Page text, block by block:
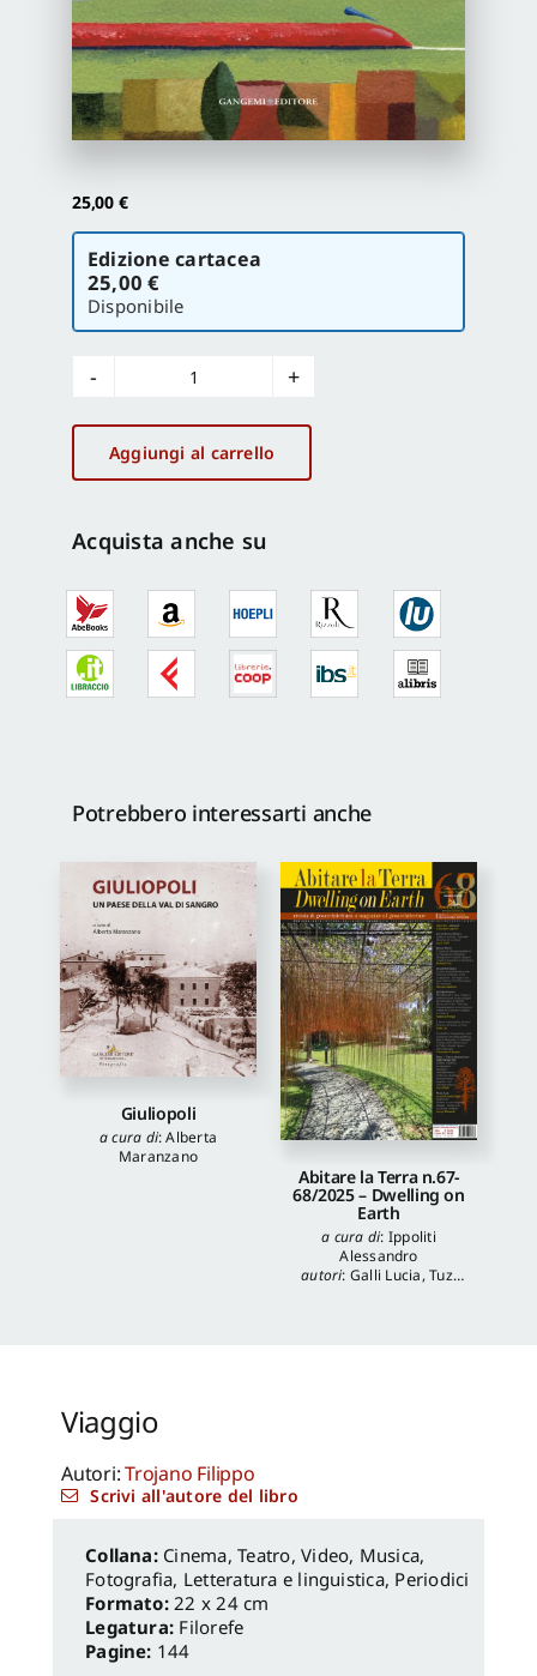
Proposte di pubblicazione
Gangemi Editore
Newsletter
25,00 €
Scegli
versione
Edizione cartacea
25,00 €
Disponibile
Viaggio
quantità
Aggiungi al carrello
Acquista anche su
Potrebbero interessarti anche
Giuliopoli
a cura di:Alberta
Maranzano
Abitare la Terra n.67-
68/2025 – Dwelling on
Earth
a cura di: Ippoliti
Alessandro
autori: Galli Lucia,Tuzi
Viaggio
Autori:Trojano Filippo
Scrivi all'autore del libro
Cinema, Teatro, Video, Musica,
Fotografia, Letteratura e linguistica, Periodici
Formato: 22 x 24 cm
Legatura: Filorefe
Pagine: 144